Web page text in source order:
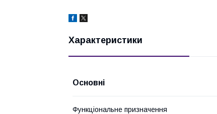
Характеристики
Основні
Функціональне призначення